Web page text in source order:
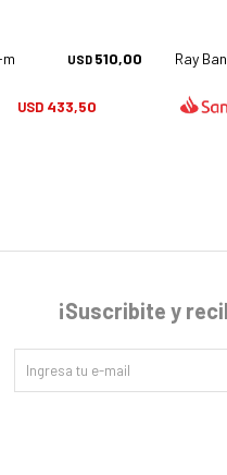
- F602 USD 510,00
USD 433,50
Ray
¡Suscribite y